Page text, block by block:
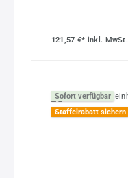
121,57 €* inkl. MwSt.
Sofort verfügbar
Staffelrabatt sichern